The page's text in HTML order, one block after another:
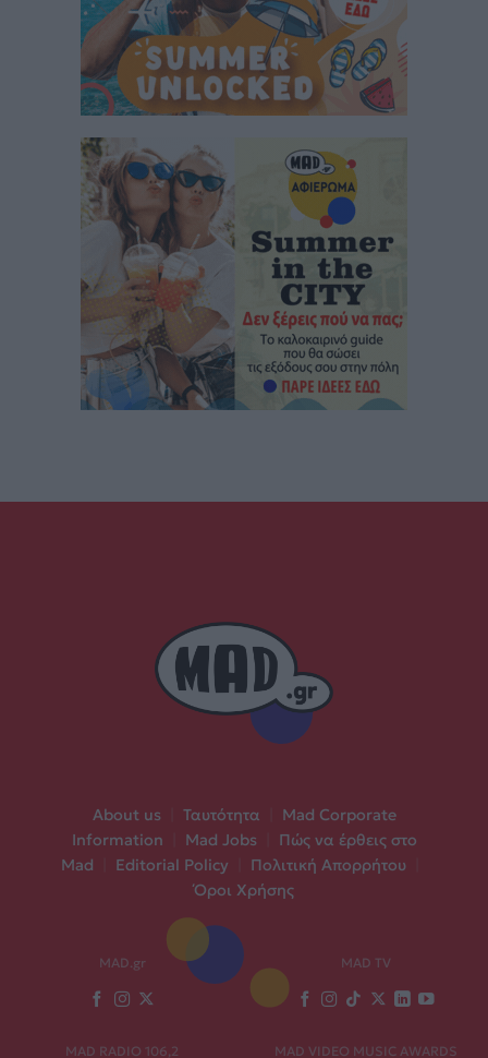
About us Ταυτότητα
Mad Corporate
Information
Mad Jobs
Πώς να έρθεις στο
Mad
Editorial Policy Πολιτική Απορρήτου
Όροι Χρήσης
MAD.gr MAD TV
MAD RADIO 106,2 MAD VIDEO MUSIC AWARDS